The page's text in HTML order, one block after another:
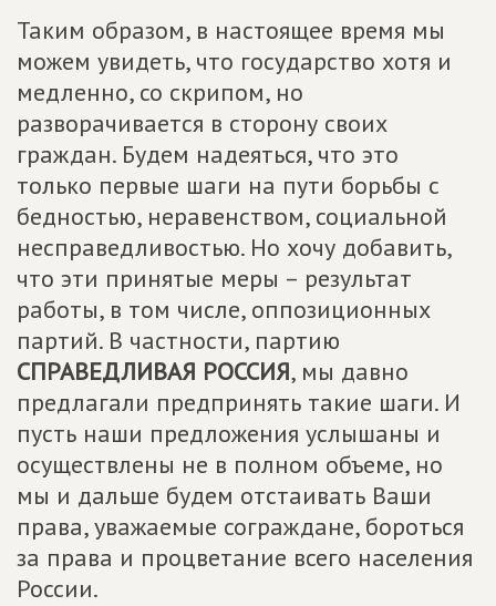
Таким образом, в настоящее время мы
можем увидеть, что государство хотя и
медленно, со скрипом, но
разворачивается в сторону своих
граждан. Будем надеяться, что это
только первые шаги на пути борьбы с
бедностью, неравенством, социальной
несправедливостью. Но хочу добавить,
что эти принятые меры – результат
работы, в том числе, оппозиционных
партий. В частности, партию
СПРАВЕДЛИВАЯ РОССИЯ, мы давно
предлагали предпринять такие шаги. И
пусть наши предложения услышаны и
осуществлены не в полном объеме, но
мы и дальше будем отстаивать Ваши
права, уважаемые сограждане, бороться
за права и процветание всего населения
России.